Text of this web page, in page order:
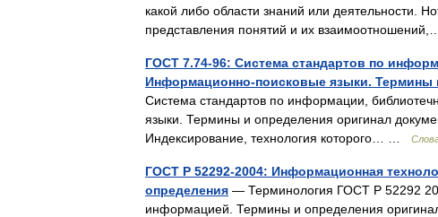
какой либо области знаний или деятельности.
представления понятий и их
ГОСТ 7.74-96: Система стандартов по
Информационно-поисковые языки. Термины
Система стандартов по информации,
языки. Термины и определения оригинал
Индексирование, технология которого… …
ГОСТ Р 52292-2004: Информационная
определения — Терминология ГОСТ Р 52292
информацией. Термины и определения